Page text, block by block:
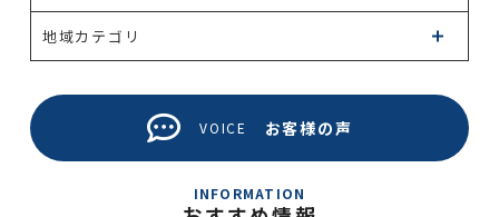
地域カテゴリ
VOICE お客様の声
INFORMATION